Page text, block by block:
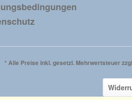
* Alle Preise inkl. gesetzl. Mehrwertsteuer